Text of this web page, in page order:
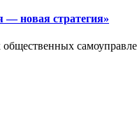
— новая стратегия»